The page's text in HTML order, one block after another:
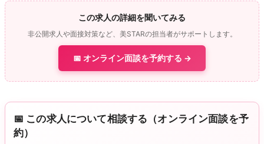
e
o
k
er
e er
e
st
e
n
a
p
y
Li
n
k
この求人の詳細を聞いてみる
非公開求人や面接対策など、美STARの担当者がサポートします。
📅 オンライン面談を予約する →
📅 この求人について相談する（オンライン面談を予
約）